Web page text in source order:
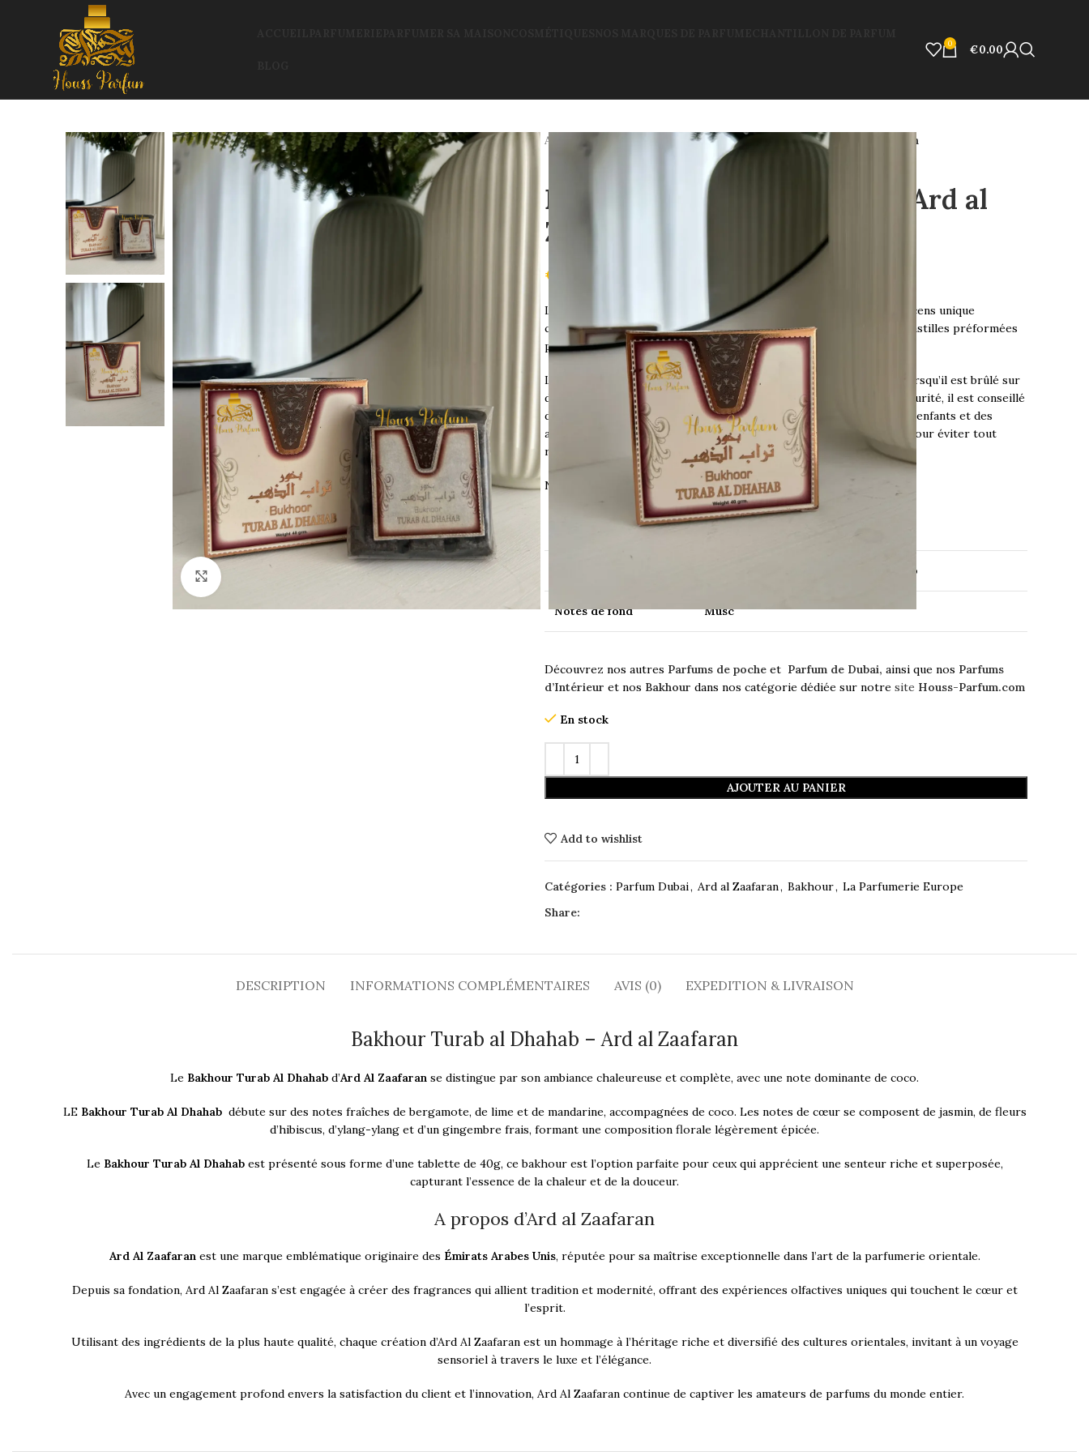
0 €0.00
Accueil Bakhour Turab al Dhahab – Ard al Zaafaran
Bakhour Turab al Dhahab – Ard al
Zaafaran
€
Le Ard Al Zaafaran
est un mélange d’encens unique
combinant bois, fleurs, résines et herbes, présenté sous forme de pastilles préformées
pour une utilisation facile.
Le Bakhour Turab Al Dhahabcrée un parfum relaxant et agréable lorsqu’il est brûlé sur
du charbon, suivant la vieille tradition arabe. Pour des raisons de sécurité, il est conseillé
d’utiliser un plat résistant au feu et de le garder hors de portée des enfants et des
animaux. Ne le laissez pas sans surveillance pendant son utilisation pour éviter tout
risque d’incendie.
Notes Olfactives :
Notes de tête
Vanille, Noix de muscade, Lait de coco
Notes de fond Musc
Découvrez nos autres Parfums de poche et Parfum de Dubai, ainsi que nos Parfums
d’Intérieur et nos Bakhour dans nos catégorie dédiée sur notre site Houss-Parfum.com
En stock
AJOUTER AU PANIER
Add to wishlist
Catégories : Parfum Dubai, Ard al Zaafaran, Bakhour, La Parfumerie Europe
Share:
DESCRIPTION INFORMATIONS COMPLÉMENTAIRES AVIS (0) EXPEDITION & LIVRAISON
Bakhour Turab al Dhahab – Ard al Zaafaran
Le Bakhour Turab Al Dhahab d’Ard Al Zaafaran se distingue par son ambiance chaleureuse et complète, avec une note dominante de coco.
LE Bakhour Turab Al Dhahab débute sur des notes fraîches de bergamote, de lime et de mandarine, accompagnées de coco. Les notes de cœur se composent de jasmin, de fleurs
d’hibiscus, d’ylang-ylang et d’un gingembre frais, formant une composition florale légèrement épicée.
Le Bakhour Turab Al Dhahab est présenté sous forme d’une tablette de 40g, ce bakhour est l’option parfaite pour ceux qui apprécient une senteur riche et superposée,
capturant l’essence de la chaleur et de la douceur.
A propos d’Ard al Zaafaran
Ard Al Zaafaranest une marque emblématique originaire des Émirats Arabes Unis, réputée pour sa maîtrise exceptionnelle dans l’art de la parfumerie orientale.
Depuis sa fondation, Ard Al Zaafaran s’est engagée à créer des fragrances qui allient tradition et modernité, offrant des expériences olfactives uniques qui touchent le cœur et
l’esprit.
Utilisant des ingrédients de la plus haute qualité, chaque création d’Ard Al Zaafaran est un hommage à l’héritage riche et diversifié des cultures orientales, invitant à un voyage
sensoriel à travers le luxe et l’élégance.
Avec un engagement profond envers la satisfaction du client et l’innovation, Ard Al Zaafaran continue de captiver les amateurs de parfums du monde entier.